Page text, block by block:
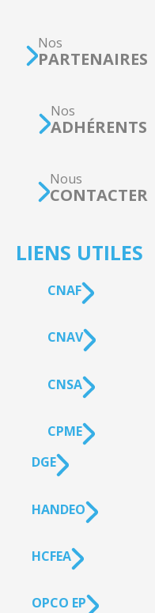
Nos
PARTENAIRES
Nos
ADHÉRENTS
Nous
CONTACTER
LIENS UTILES
CNAF
CNAV
CNSA
CPME
DGE
HANDEO
HCFEA
OPCO EP